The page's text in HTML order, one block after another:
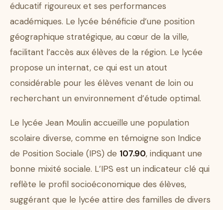
éducatif rigoureux et ses performances
académiques. Le lycée bénéficie d’une position
géographique stratégique, au cœur de la ville,
facilitant l’accès aux élèves de la région. Le lycée
propose un internat, ce qui est un atout
considérable pour les élèves venant de loin ou
recherchant un environnement d’étude optimal.
Le lycée Jean Moulin accueille une population
scolaire diverse, comme en témoigne son Indice
de Position Sociale (IPS) de 107.90, indiquant une
bonne mixité sociale. L’IPS est un indicateur clé qui
reflète le profil socioéconomique des élèves,
suggérant que le lycée attire des familles de divers